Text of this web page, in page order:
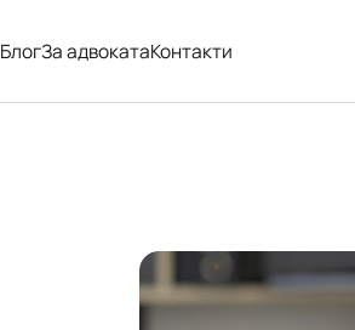
БлогЗа адвокатаКонтакти